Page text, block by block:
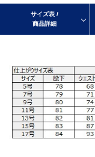
サイズ表 /
商品詳細